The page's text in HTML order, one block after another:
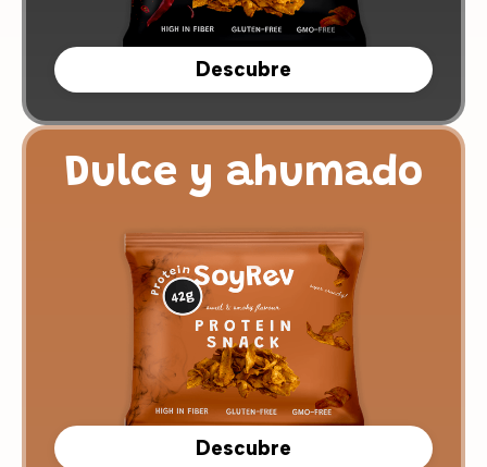
Descubre
Dulce y ahumado
Descubre